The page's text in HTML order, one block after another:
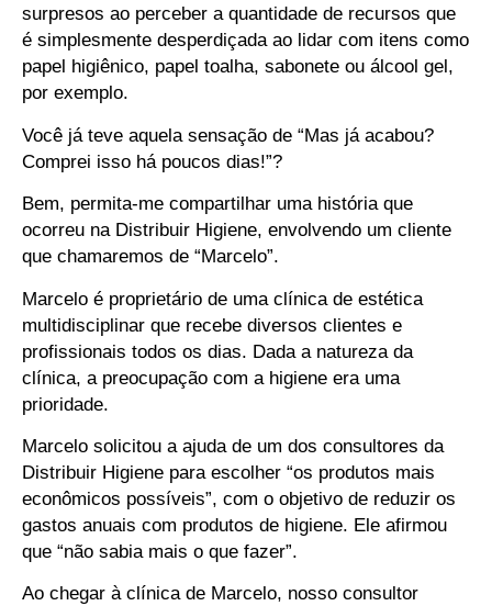
surpresos ao perceber a quantidade de recursos que
é simplesmente desperdiçada ao lidar com itens como
papel higiênico, papel toalha, sabonete ou álcool gel,
por exemplo.
Você já teve aquela sensação de “Mas já acabou?
Comprei isso há poucos dias!”?
Bem, permita-me compartilhar uma história que
ocorreu na Distribuir Higiene, envolvendo um cliente
que chamaremos de “Marcelo”.
Marcelo é proprietário de uma clínica de estética
multidisciplinar que recebe diversos clientes e
profissionais todos os dias. Dada a natureza da
clínica, a preocupação com a higiene era uma
prioridade.
Marcelo solicitou a ajuda de um dos consultores da
Distribuir Higiene para escolher “os produtos mais
econômicos possíveis”, com o objetivo de reduzir os
gastos anuais com produtos de higiene. Ele afirmou
que “não sabia mais o que fazer”.
Ao chegar à clínica de Marcelo, nosso consultor